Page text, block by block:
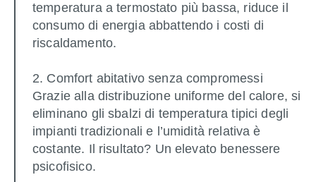
temperatura a termostato più bassa, riduce il
consumo di energia abbattendo i costi di
riscaldamento.
2. Comfort abitativo senza compromessi
Grazie alla distribuzione uniforme del calore, si
eliminano gli sbalzi di temperatura tipici degli
impianti tradizionali e l’umidità relativa è
costante. Il risultato? Un elevato benessere
psicofisico.